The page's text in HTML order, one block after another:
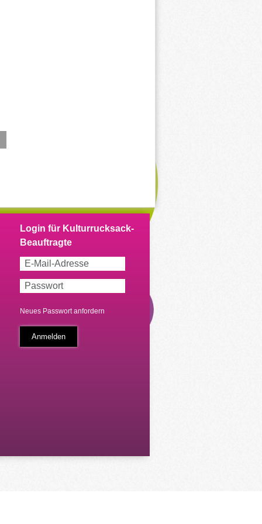
Neues Passwort anfordern